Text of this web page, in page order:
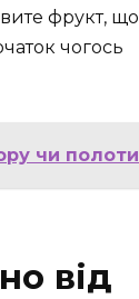
фрукт, що
чогось
чи полоти
від